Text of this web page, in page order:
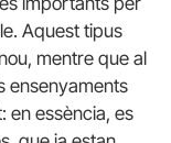
Aquest tipus
mentre que al
ensenyaments
en essència, es